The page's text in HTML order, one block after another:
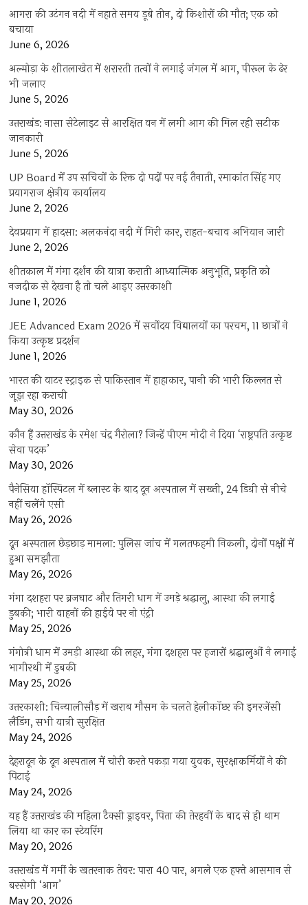
आगरा की उटंगन नदी में नहाते समय डूबे तीन, दो किशोरों की मौत; एक को
बचाया
June 6, 2026
अल्मोड़ा के शीतलाखेत में शरारती तत्वों ने लगाई जंगल में आग, पीरूल के ढेर
भी जलाए
June 5, 2026
उत्तराखंड: नासा सेटेलाइट से आरक्षित वन में लगी आग की मिल रही सटीक
जानकारी
June 5, 2026
UP Board में उप सचिवों के रिक्त दो पदों पर नई तैनाती, रमाकांत सिंह गए
प्रयागराज क्षेत्रीय कार्यालय
June 2, 2026
देवप्रयाग में हादसा: अलकनंदा नदी में गिरी कार, राहत-बचाव अभियान जारी
June 2, 2026
शीतकाल में गंगा दर्शन की यात्रा कराती आध्यात्मिक अनुभूति, प्रकृति को
नजदीक से देखना है तो चले आइए उत्तरकाशी
June 1, 2026
JEE Advanced Exam 2026 में सर्वोदय विद्यालयों का परचम, 11 छात्रों ने
किया उत्कृष्ट प्रदर्शन
June 1, 2026
भारत की वाटर स्ट्राइक से पाकिस्तान में हाहाकार, पानी की भारी किल्लत से
जूझ रहा कराची
May 30, 2026
कौन हैं उत्तराखंड के रमेश चंद्र गैरोला? जिन्हें पीएम मोदी ने दिया ‘राष्ट्रपति उत्कृष्ट
सेवा पदक’
May 30, 2026
पैनेसिया हॉस्पिटल में ब्लास्ट के बाद दून अस्पताल में सख्ती, 24 डिग्री से नीचे
नहीं चलेंगे एसी
May 26, 2026
दून अस्पताल छेड़छाड़ मामला: पुलिस जांच में गलतफहमी निकली, दोनों पक्षों में
हुआ समझौता
May 26, 2026
गंगा दशहरा पर ब्रजघाट और तिगरी धाम में उमड़े श्रद्धालु, आस्था की लगाई
डुबकी; भारी वाहनों की हाईवे पर नो एंट्री
May 25, 2026
गंगोत्री धाम में उमड़ी आस्था की लहर, गंगा दशहरा पर हजारों श्रद्धालुओं ने लगाई
भागीरथी में डुबकी
May 25, 2026
उत्तरकाशी: चिन्यालीसौड़ में खराब मौसम के चलते हेलीकॉप्टर की इमरजेंसी
लैंडिंग, सभी यात्री सुरक्षित
May 24, 2026
देहरादून के दून अस्पताल में चोरी करते पकड़ा गया युवक, सुरक्षाकर्मियों ने की
पिटाई
May 24, 2026
यह हैं उत्तराखंड की महिला टैक्सी ड्राइवर, पिता की तेरहवीं के बाद से ही थाम
लिया था कार का स्टेयरिंग
May 20, 2026
उत्तराखंड में गर्मी के खतरनाक तेवर: पारा 40 पार, अगले एक हफ्ते आसमान से
बरसेगी ‘आग’
May 20, 2026